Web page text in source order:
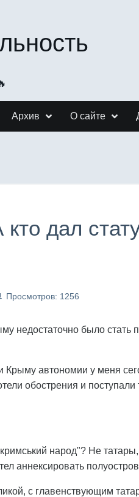
Архив О сайте
дал
Просмотров: 1256
недостаточно было стать
Крыму автономии у меня
обострения и
народ"? Не
аннексировать
с главенствующим